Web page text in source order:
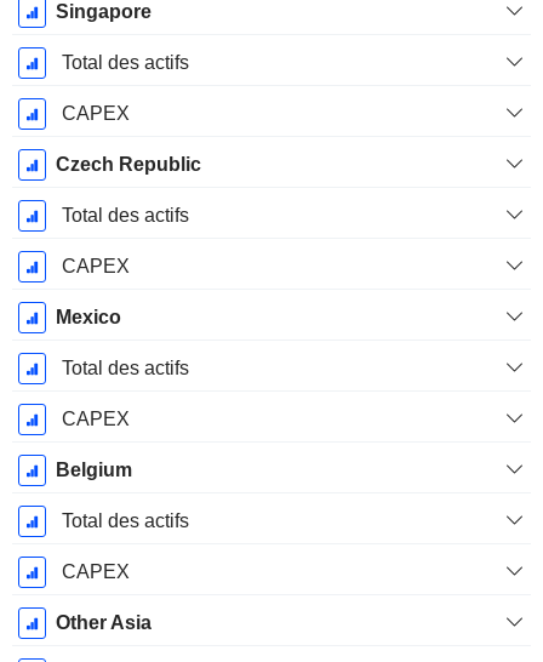
Singapore
Total des actifs
CAPEX
Czech Republic
Total des actifs
CAPEX
Mexico
Total des actifs
CAPEX
Belgium
Total des actifs
CAPEX
Other Asia